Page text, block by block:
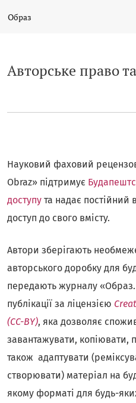
Авторське право
Образ
Авторське право
Науковий фаховий
Obraz» підтримує
доступу та надає постійний
доступ до свого вмісту.
Автори зберігають
авторського доробку для
передають журналу
публікації за ліцензією
(СС-BY), яка дозволяє
завантажувати,
також адаптувати
створювати) матеріал на
якому форматі для будь-